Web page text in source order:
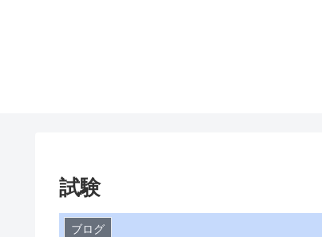
試験
ブログ